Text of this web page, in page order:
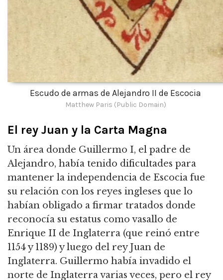
Escudo de armas de Alejandro II de Escocia
Matthew Paris (Public Domain)
El rey Juan y la Carta Magna
Un área donde Guillermo I, el padre de
Alejandro, había tenido dificultades para
mantener la independencia de Escocia fue
su relación con los reyes ingleses que lo
habían obligado a firmar tratados donde
reconocía su estatus como vasallo de
Enrique II de Inglaterra (que reinó entre
1154 y 1189) y luego del rey Juan de
Inglaterra. Guillermo había invadido el
norte de Inglaterra varias veces, pero el rey